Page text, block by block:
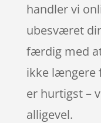
handler vi
ubesværet
færdig med
ikke længere
er hurtigst –
alligevel.